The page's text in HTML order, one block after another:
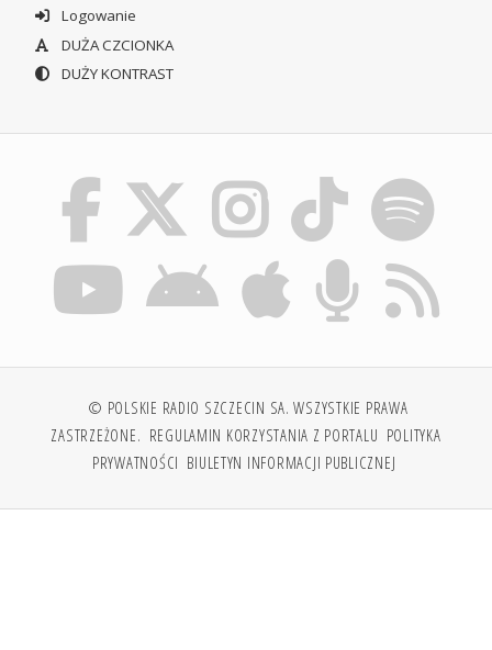
Logowanie
DUŻA CZCIONKA
DUŻY KONTRAST
© POLSKIE RADIO SZCZECIN SA. WSZYSTKIE PRAWA
ZASTRZEŻONE. REGULAMIN KORZYSTANIA Z PORTALU POLITYKA
PRYWATNOŚCI BIULETYN INFORMACJI PUBLICZNEJ